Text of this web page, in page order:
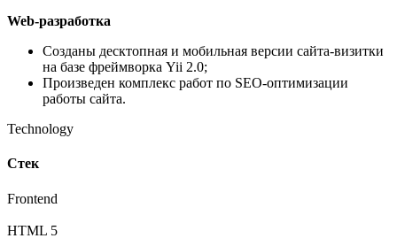
Web-разработка
Cозданы десктопная и мобильная версии сайта-визитки
на базе фреймворка Yii 2.0;
Произведен комплекс работ по SEO-оптимизации
работы сайта.
Technology
Стек
Frontend
HTML 5